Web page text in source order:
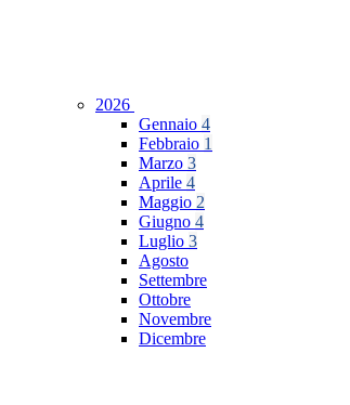
2026
Gennaio 4
Febbraio 1
Marzo 3
Aprile 4
Maggio 2
Giugno 4
Luglio 3
Agosto
Settembre
Ottobre
Novembre
Dicembre